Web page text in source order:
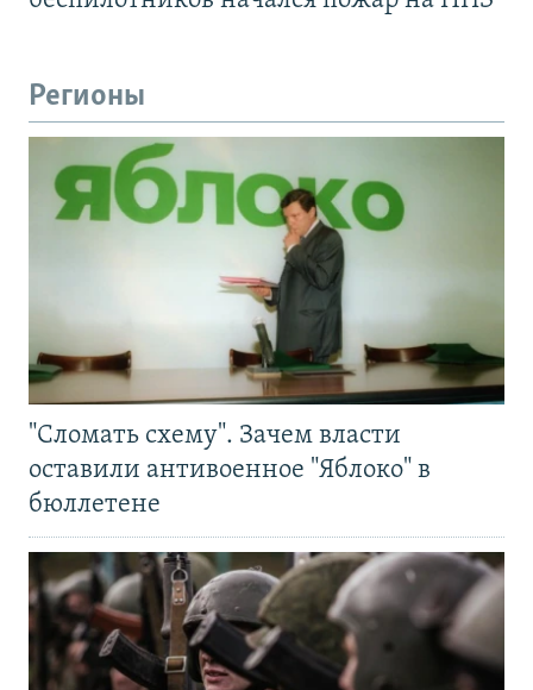
Регионы
"Сломать схему". Зачем власти
оставили антивоенное "Яблоко" в
бюллетене